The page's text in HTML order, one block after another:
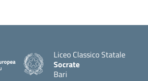
Liceo Classico Statale
Socrate
Bari